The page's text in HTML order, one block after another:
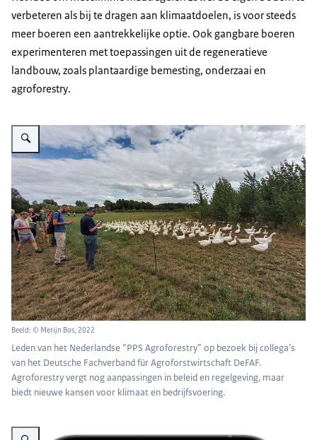
verbeteren als bij te dragen aan klimaatdoelen, is voor steeds
meer boeren een aantrekkelijke optie. Ook gangbare boeren
experimenteren met toepassingen uit de regeneratieve
landbouw, zoals plantaardige bemesting, onderzaai en
agroforestry.
Vergroot afbeelding Agroforestry
Beeld: © Merijn Bos, 2022
Leden van het Nederlandse “PPS Agroforestry” op bezoek bij collega’s
van het Deutsche Fachverband für Agroforstwirtschaft DeFAF.
Agroforestry vergt nog aanpassingen in beleid en regelgeving, maar
biedt nieuwe kansen voor klimaat en bedrijfsvoering.
Vergroot afbeelding Klim app